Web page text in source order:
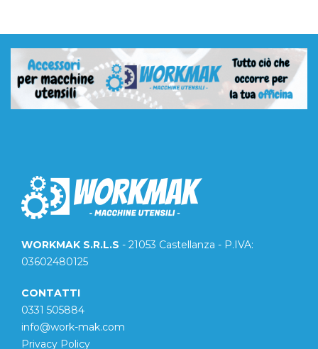
WORKMAK S.R.L.S - 21053 Castellanza - P.IVA:
03602480125
CONTATTI
0331 505884
info@work-mak.com
Privacy Policy